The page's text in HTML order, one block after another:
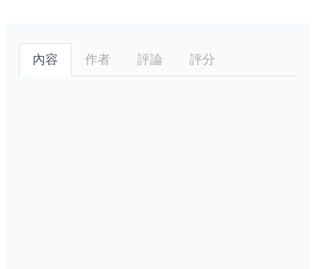
內容 作者 評論 評分